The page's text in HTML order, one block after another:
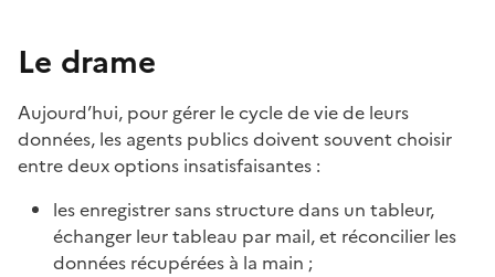
Le drame
Aujourd’hui, pour gérer le cycle de vie de leurs
données, les agents publics doivent souvent choisir
entre deux options insatisfaisantes :
les enregistrer sans structure dans un tableur,
échanger leur tableau par mail, et réconcilier les
données récupérées à la main ;